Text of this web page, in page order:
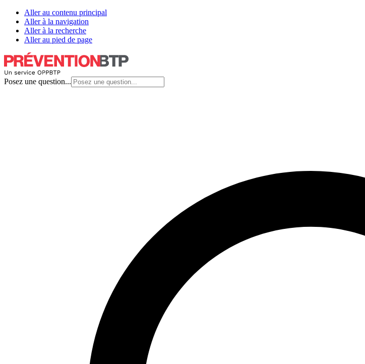
Aller au contenu principal
Aller à la navigation
Aller à la recherche
Aller au pied de page
Posez une question...